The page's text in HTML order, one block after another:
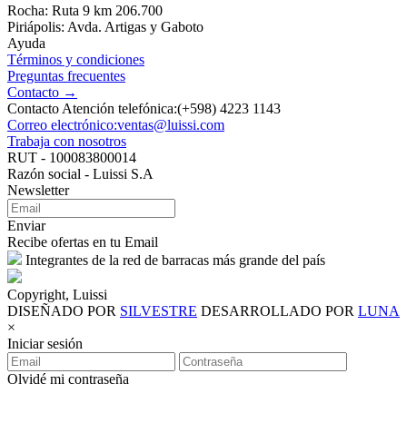
Rocha: Ruta 9 km 206.700
Piriápolis: Avda. Artigas y Gaboto
Ayuda
Términos y condiciones
Preguntas frecuentes
Contacto →
Contacto Atención telefónica:(+598) 4223 1143
Correo electrónico:ventas@luissi.com
Trabaja con nosotros
RUT - 100083800014
Razón social - Luissi S.A
Newsletter
Enviar
Recibe ofertas en tu Email
Integrantes de la red de barracas más grande del país
Copyright, Luissi
DISEÑADO POR SILVESTRE DESARROLLADO POR LUNA
×
Iniciar sesión
Olvidé mi contraseña